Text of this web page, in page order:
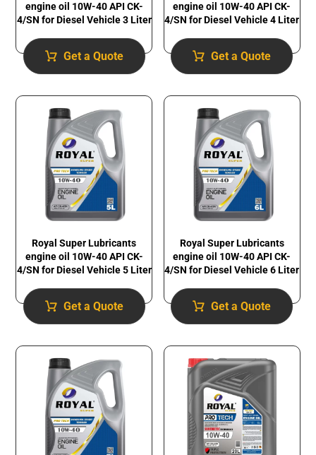
engine oil 10W-40 API CK-
4/SN for Diesel Vehicle 3 Liter
Get a Quote
engine oil 10W-40 API CK-
4/SN for Diesel Vehicle 4 Liter
Get a Quote
Royal Super Lubricants
engine oil 10W-40 API CK-
4/SN for Diesel Vehicle 5 Liter
Get a Quote
Royal Super Lubricants
engine oil 10W-40 API CK-
4/SN for Diesel Vehicle 6 Liter
Get a Quote